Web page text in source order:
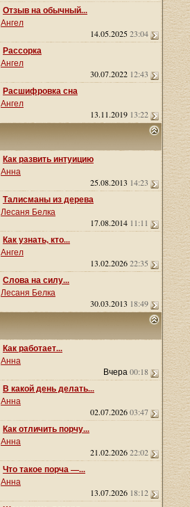
Отзыв на обычный...
Ангел
14.05.202523:04
Рассорка
Ангел
30.07.2022 12:43
Расшифровка сна
Ангел
13.11.2019 13:22
Как развить интуицию
Анна
25.08.2013 14:23
Талисманы из дерева
Лесаня Белка
17.08.2014 11:11
Как узнать, кто...
Ангел
13.02.202622:35
Слова на силу...
Лесаня Белка
30.03.2013 18:49
Как работает...
Анна
Вчера00:18
В какой день делать...
Анна
02.07.202603:47
Как отличить порчу...
Анна
21.02.202622:02
Что такое порча —...
Анна
13.07.2026 18:12